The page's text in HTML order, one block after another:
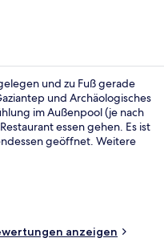
und zu Fuß gerade
und Archäologisches
im Außenpool (je nach
essen gehen. Es ist
geöffnet. Weitere
im Art-déco-Stil. Andere
Personal zu
anzeigen